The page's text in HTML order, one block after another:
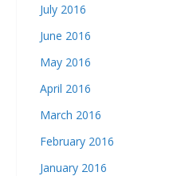
July 2016
June 2016
May 2016
April 2016
March 2016
February 2016
January 2016